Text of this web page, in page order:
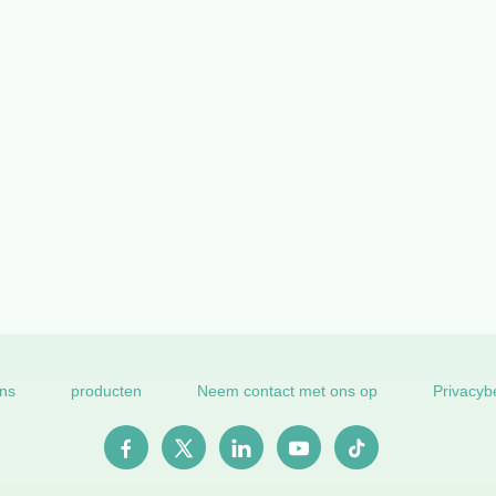
producten Neem contact met ons op